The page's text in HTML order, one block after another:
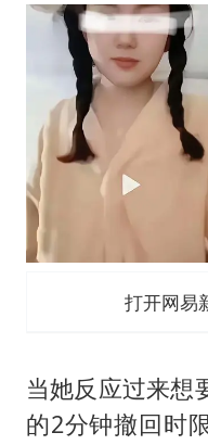
打开网易
当她反应过来想
的2分钟撤回时